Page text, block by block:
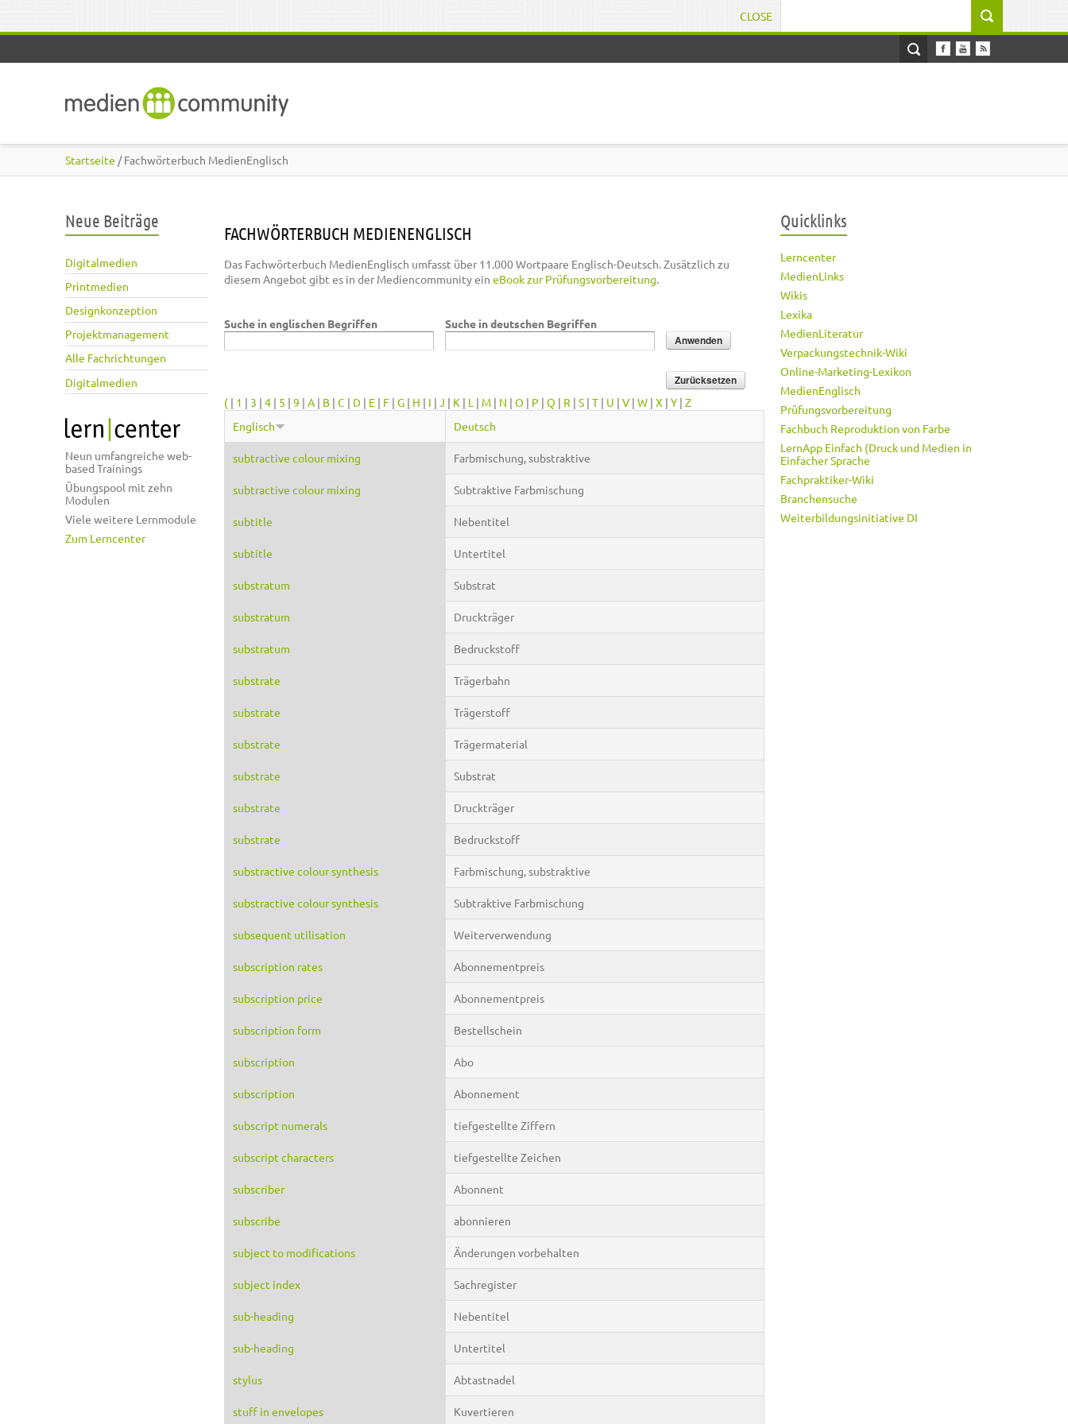
CLOSE
Startseite / Fachwörterbuch MedienEnglisch
Neue Beiträge
Digitalmedien
Printmedien
Designkonzeption
Projektmanagement
Alle Fachrichtungen
Digitalmedien
Neun umfangreiche web-
based Trainings
Übungspool mit zehn
Modulen
Viele weitere Lernmodule
Zum Lerncenter
FACHWÖRTERBUCH MEDIENENGLISCH
Das Fachwörterbuch MedienEnglisch umfasst über 11.000 Wortpaare Englisch-Deutsch. Zusätzlich zu
diesem Angebot gibt es in der Mediencommunity ein eBook zur Prüfungsvorbereitung.
Suche in englischen Begriffen Suche in deutschen Begriffen
( | 1 | 3 | 4 | 5 | 9 | A | B | C | D | E | F | G | H | I | J | K | L | M | N | O | P | Q | R | S | T | U | V | W | X | Y | Z
Englisch
Deutsch
subtractive colour mixing Farbmischung, substraktive
subtractive colour mixing Subtraktive Farbmischung
subtitle Nebentitel
subtitle Untertitel
substratum Substrat
substratum Druckträger
substratum Bedruckstoff
substrate Trägerbahn
substrate Trägerstoff
substrate Trägermaterial
substrate Substrat
substrate Druckträger
substrate Bedruckstoff
substractive colour synthesis Farbmischung, substraktive
substractive colour synthesis Subtraktive Farbmischung
subsequent utilisation Weiterverwendung
subscription rates Abonnementpreis
subscription price Abonnementpreis
subscription form Bestellschein
subscription Abo
subscription Abonnement
subscript numerals tiefgestellte Ziffern
subscript characters tiefgestellte Zeichen
subscriber Abonnent
subscribe abonnieren
subject to modifications Änderungen vorbehalten
subject index Sachregister
sub-heading Nebentitel
sub-heading Untertitel
stylus Abtastnadel
stuff in envelopes Kuvertieren
Quicklinks
Lerncenter
MedienLinks
Wikis
Lexika
MedienLiteratur
Verpackungstechnik-Wiki
Online-Marketing-Lexikon
MedienEnglisch
Prüfungsvorbereitung
Fachbuch Reproduktion von Farbe
LernApp Einfach (Druck und Medien in
Einfacher Sprache
Fachpraktiker-Wiki
Branchensuche
Weiterbildungsinitiative DI